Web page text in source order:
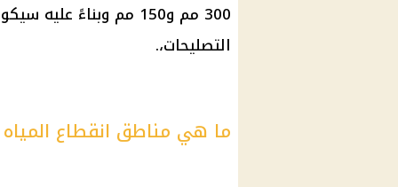
300 مم و150 مم وبناءً
التصليحات،.
ما هي مناطق انقطاع